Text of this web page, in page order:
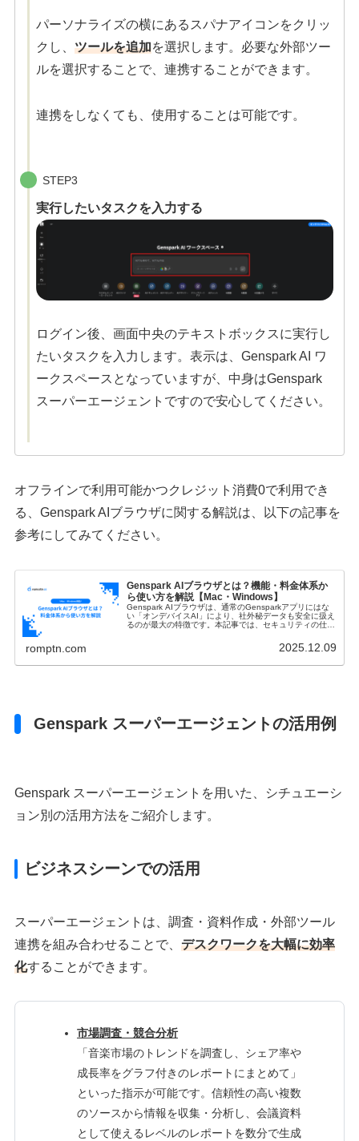
パーソナライズの横にあるスパナアイコンをクリッ
クし、ツールを追加を選択します。必要な外部ツー
ルを選択することで、連携することができます。
連携をしなくても、使用することは可能です。
STEP3
実行したいタスクを入力する
ログイン後、画面中央のテキストボックスに実行し
たいタスクを入力します。表示は、Genspark AI ワ
ークスペースとなっていますが、中身はGenspark
スーパーエージェントですので安心してください。
オフラインで利用可能かつクレジット消費0で利用でき
る、Genspark AIブラウザに関する解説は、以下の記事を
参考にしてみてください。
Genspark AIブラウザとは？機能・料金体系か
ら使い方を解説【Mac・Windows】
Genspark AIブラウザは、通常のGensparkアプリにはな
い「オンデバイスAI」により、社外秘データも安全に扱え
るのが最大の特徴です。本記事では、セキュリティの仕組
説。情報漏洩リスクをゼロにして、AIで業務効率を劇的に
向上させたいビジネスパーソン必見の内容です。
romptn.com 2025.12.09
Genspark スーパーエージェントの活用例
Genspark スーパーエージェントを用いた、シチュエーシ
ョン別の活用方法をご紹介します。
ビジネスシーンでの活用
スーパーエージェントは、調査・資料作成・外部ツール
連携を組み合わせることで、デスクワークを大幅に効率
化することができます。
市場調査・競合分析
「音楽市場のトレンドを調査し、シェア率や
成長率をグラフ付きのレポートにまとめて」
といった指示が可能です。信頼性の高い複数
のソースから情報を収集・分析し、会議資料
として使えるレベルのレポートを数分で生成